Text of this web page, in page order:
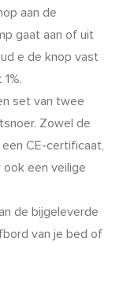
aan de
gaat aan of uit
e de knop vast
set van twee
Zowel de
CE-certificaat,
ook een veilige
de bijgeleverde
van je bed of